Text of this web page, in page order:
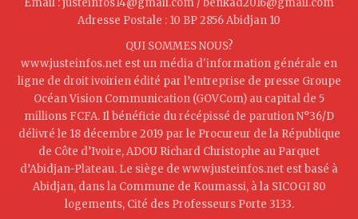
Email : justeinfos14@gmail.com / benkad2016@gmail.com
Adresse Postale : 10 BP 2856 Abidjan 10
QUI SOMMES NOUS?
www.justeinfos.net est un média d'information générale en
ligne de droit ivoirien édité par l’entreprise de presse Groupe
Océan Vision Communication (GOVCom) au capital de 5
millions FCFA. Il bénéficie du récépissé de parution N°36/D
délivré le 18 décembre 2019 par le Procureur de la République
de Côte d’Ivoire, ADOU Richard Christophe au Parquet
d’Abidjan-Plateau. Le siège de www.justeinfos.net est basé à
Abidjan, dans la Commune de Koumassi, à la SICOGI 80
logements, Cité des Professeurs Porte 3133.